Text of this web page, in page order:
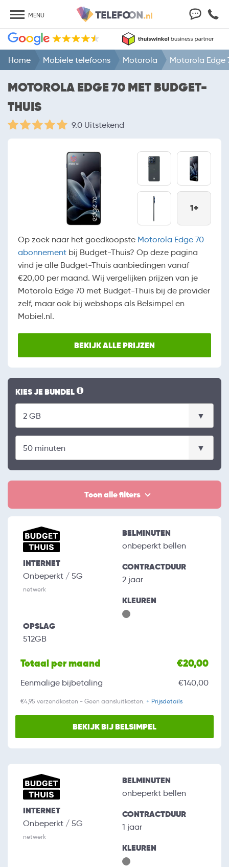
MENU
Home Mobiele telefoons Motorola Motorola Edge
MOTOROLA EDGE 70 MET BUDGET-
THUIS
9.0 Uitstekend
1+
Op zoek naar het goedkoopste Motorola Edge 70
abonnement bij Budget-Thuis? Op deze pagina
vind je alle Budget-Thuis aanbiedingen vanaf
€20,00 per maand. Wij vergelijken prijzen van je
Motorola Edge 70 met Budget-Thuis bij de provider
zelf, maar ook bij webshops als Belsimpel en
Mobiel.nl.
BEKIJK ALLE PRIJZEN
KIES JE BUNDEL
Toon alle filters
INTERNET
Onbeperkt / 5G
netwerk
BELMINUTEN
onbeperkt bellen
CONTRACTDUUR
2 jaar
KLEUREN
OPSLAG
512GB
Totaal per maand €20,00
Eenmalige bijbetaling €140,00
€4,95 verzendkosten - Geen aansluitkosten. + Prijsdetails
BEKIJK BIJ BELSIMPEL
INTERNET
Onbeperkt / 5G
netwerk
BELMINUTEN
onbeperkt bellen
CONTRACTDUUR
1 jaar
KLEUREN